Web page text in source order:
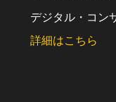
デジタル・コン
詳細はこちら